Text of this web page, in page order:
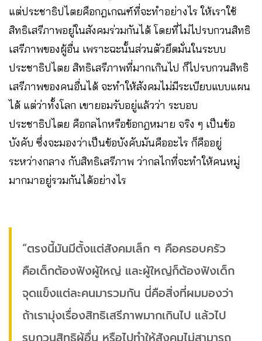
แต่ประชาธิปไตยคือกฎเกณฑ์ที่จะทำอย่างไร ให้เราใช้
สิทธิเสรีภาพอยู่ในสังคมร่วมกันได้ โดยที่ไม่ไปรบกวนสิทธิ
เสรีภาพของผู้อื่น เพราะฉะนั้นส่วนตัวยึดมั่นในระบบ
ประชาธิปไตย สิทธิเสรีภาพที่มากเกินไป ก็ไปรบกวนสิทธิ
เสรีภาพของคนอื่นได้ จะทำให้สังคมไม่มีระเบียบแบบแผน
ได้ แต่ว่าทั้งโลก เขายอมรับอยู่แล้วว่า ระบอบ
ประชาธิปไตย คือกลไกหรือข้อกฎหมาย จริง ๆ เป็นข้อ
บังคับ ซึ่งจะมองว่าเป็นข้อบังคับมันคืออะไร ก็คืออยู่
ระหว่างกลาง กับสิทธิเสรีภาพ ว่ากลไกที่จะทำให้คนหมู่
มากมาอยู่รวมกันได้อย่างไร
“ตรงนี้มันมีตั้งแต่สังคมเล็ก ๆ คือครอบครัว
คือเด็กต้องฟังผู้ใหญ่ และผู้ใหญ่ก็ต้องฟังเด็ก
จุดแข็งแต่ละคนมารวมกัน นี่คือสิ่งที่ผมมองว่า
ถ้าเรามุ่งเรื่องสิทธิเสรีภาพมากเกินไป แล้วไป
รบกวนสิทธิผู้อื่น หรือไปทำให้สังคมไม่สามารถ